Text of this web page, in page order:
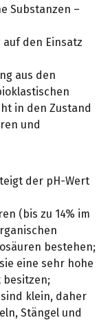
Substanzen –
den Einsatz
aus den
in den Zustand
und
der pH-Wert
(bis zu 14% im
bestehen;
eine sehr hohe
besitzen;
klein, daher
Stängel und